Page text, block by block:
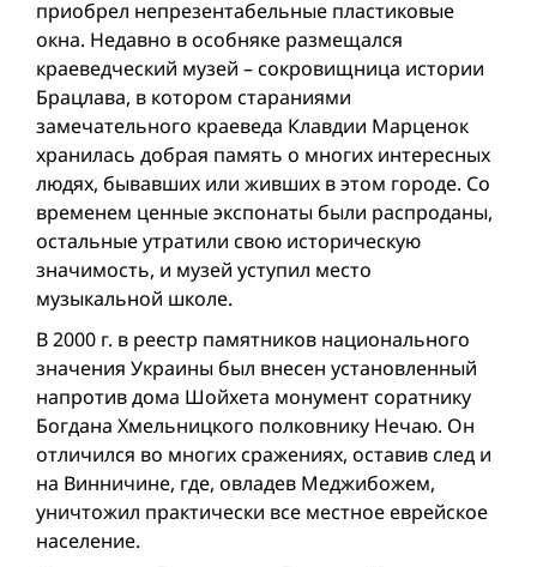
приобрел непрезентабельные пластиковые
окна. Недавно в особняке размещался
краеведческий музей – сокровищница истории
Брацлава, в котором стараниями
замечательного краеведа Клавдии Марценок
хранилась добрая память о многих интересных
людях, бывавших или живших в этом городе. Со
временем ценные экспонаты были распроданы,
остальные утратили свою историческую
значимость, и музей уступил место
музыкальной школе.
В 2000 г. в реестр памятников национального
значения Украины был внесен установленный
напротив дома Шойхета монумент соратнику
Богдана Хмельницкого полковнику Нечаю. Он
отличился во многих сражениях, оставив след и
на Винничине, где, овладев Меджибожем,
уничтожил практически все местное еврейское
население.